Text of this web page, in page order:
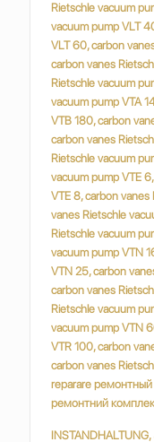
INSTANDHALTUNG, اعمال صيانة, MANTENIMENT, 保養,